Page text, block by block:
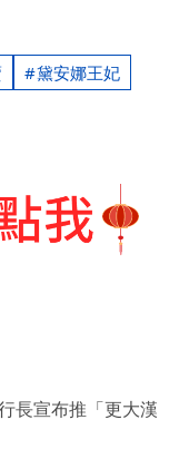
黛安娜王妃
長宣布推「更大漢